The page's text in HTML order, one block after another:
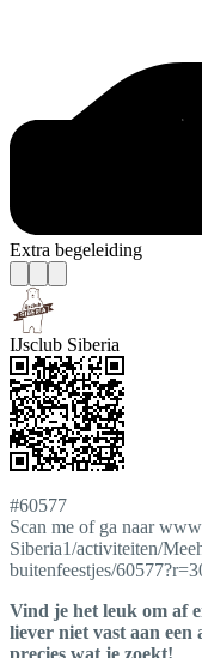
Extra begeleiding
IJsclub Siberia
#60577
Scan me of ga naar
Siberia1/activiteiten/
buitenfeestjes/
Vind je het leuk om af
liever niet vast aan een
precies wat je zoekt!